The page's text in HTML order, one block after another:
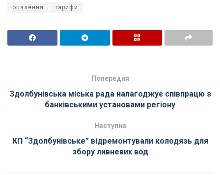
опалення тарифи
Попередня
Здолбунівська міська рада налагоджує співпрацю з
банківськими установами регіону
Наступна
КП “Здолбунівське” відремонтували колодязь для
збору ливневих вод